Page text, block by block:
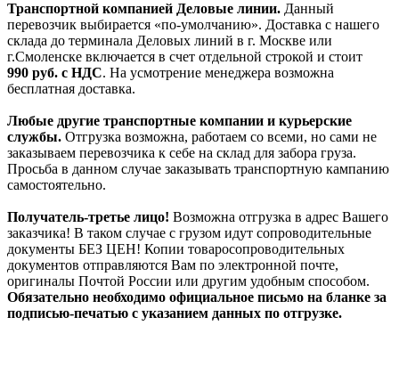
Транспортной компанией Деловые линии. Данный
перевозчик выбирается «по-умолчанию». Доставка с нашего
склада до терминала Деловых линий в г. Москве или
г.Смоленске включается в счет отдельной строкой и стоит
990 руб. с НДС. На усмотрение менеджера возможна
бесплатная доставка.
Любые другие транспортные компании и курьерские
службы. Отгрузка возможна, работаем со всеми, но сами не
заказываем перевозчика к себе на склад для забора груза.
Просьба в данном случае заказывать транспортную кампанию
самостоятельно.
Получатель-третье лицо! Возможна отгрузка в адрес Вашего
заказчика! В таком случае с грузом идут сопроводительные
документы БЕЗ ЦЕН! Копии товаросопроводительных
документов отправляются Вам по электронной почте,
оригиналы Почтой России или другим удобным способом.
Обязательно необходимо официальное письмо на бланке за
подписью-печатью с указанием данных по отгрузке.